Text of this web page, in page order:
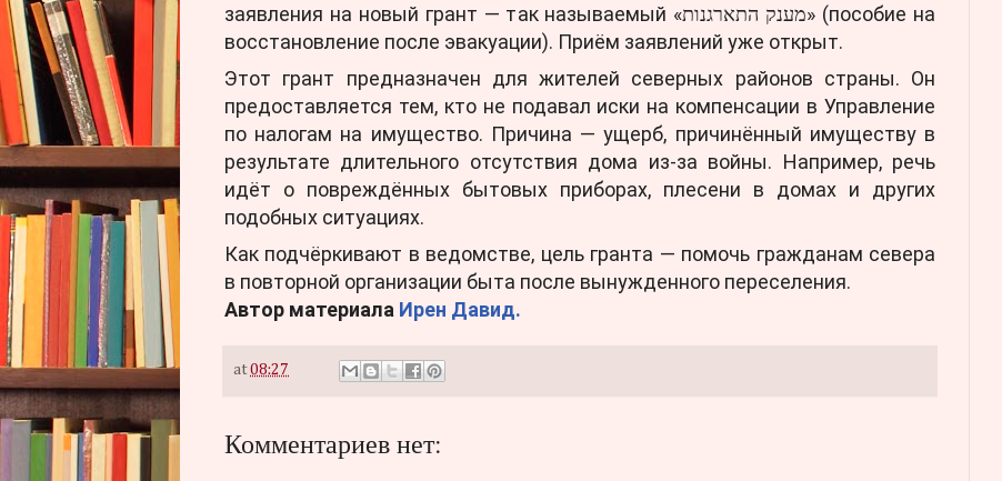
заявления на новый грант — так называемый «מענק התארגנות» (пособие на
восстановление после эвакуации). Приём заявлений уже открыт.
Этот грант предназначен для жителей северных районов страны. Он
предоставляется тем, кто не подавал иски на компенсации в Управление
по налогам на имущество. Причина — ущерб, причинённый имуществу в
результате длительного отсутствия дома из-за войны. Например, речь
идёт о повреждённых бытовых приборах, плесени в домах и других
подобных ситуациях.
Как подчёркивают в ведомстве, цель гранта — помочь гражданам севера
в повторной организации быта после вынужденного переселения.
Автор материала Ирен Давид.
at08:27
Комментариев нет: